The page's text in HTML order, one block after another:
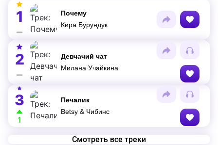
1
Почему
Кира Бурундук
2
Девчачий чат
Милана Учайкина
3
1
Печалик
Betsy & Чибинс
Смотреть все треки